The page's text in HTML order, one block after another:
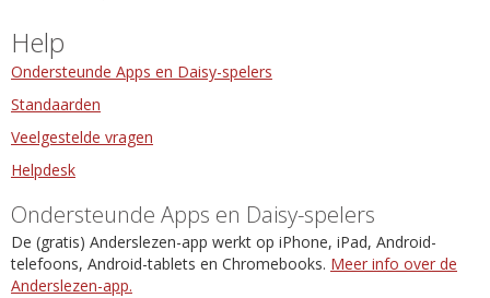
Help
Ondersteunde Apps en Daisy-spelers
Standaarden
Veelgestelde vragen
Helpdesk
Ondersteunde Apps en Daisy-spelers
De (gratis) Anderslezen-app werkt op iPhone, iPad, Android-
telefoons, Android-tablets en Chromebooks. Meer info over de
Anderslezen-app.